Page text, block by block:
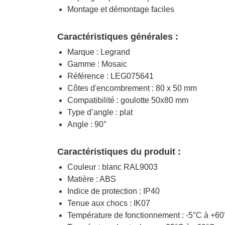
Montage et démontage faciles
Caractéristiques générales :
Marque : Legrand
Gamme : Mosaic
Référence : LEG075641
Côtes d'encombrement : 80 x 50 mm
Compatibilité : goulotte 50x80 mm
Type d’angle : plat
Angle : 90°
Caractéristiques du produit :
Couleur : blanc RAL9003
Matière : ABS
Indice de protection : IP40
Tenue aux chocs : IK07
Température de fonctionnement : -5°C à